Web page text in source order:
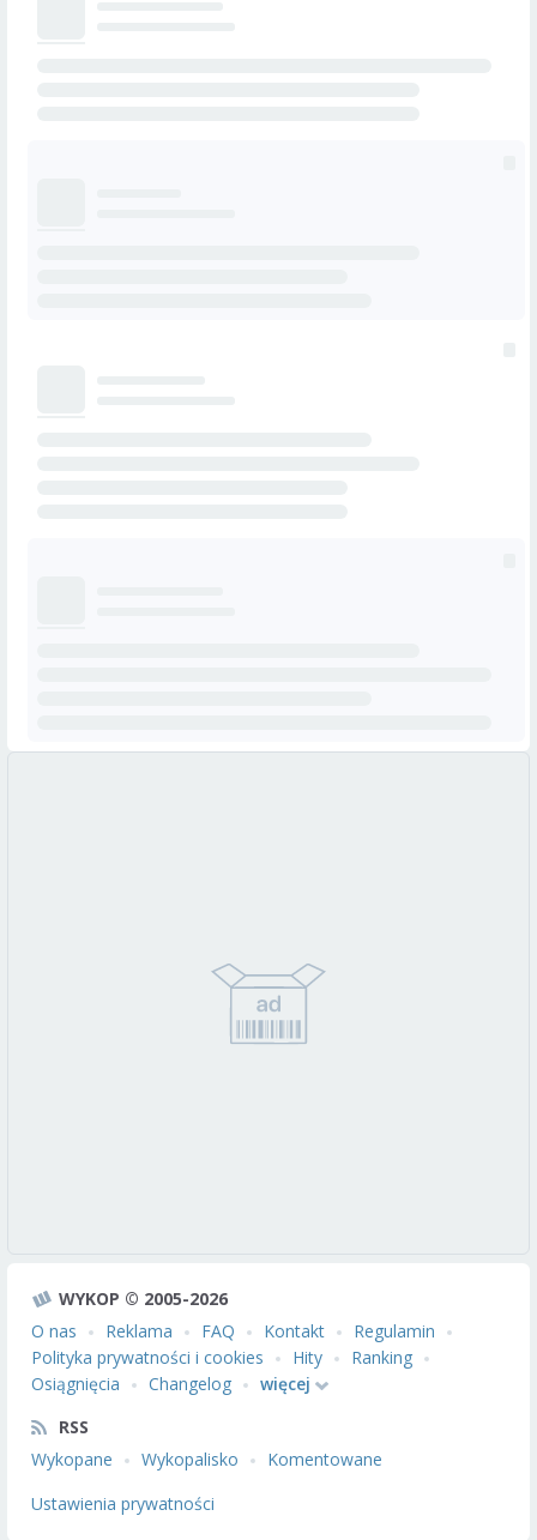
WYKOP © 2005-2026
O nas
Reklama FAQ Kontakt
Regulamin
Polityka prywatności i cookies
Hity
Ranking
Osiągnięcia
Changelog
więcej
RSS
Wykopane
Wykopalisko
Komentowane
Ustawienia prywatności